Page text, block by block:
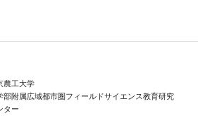
農工大学
部附属広域都市圏フィールドサイエンス教育研究
ター